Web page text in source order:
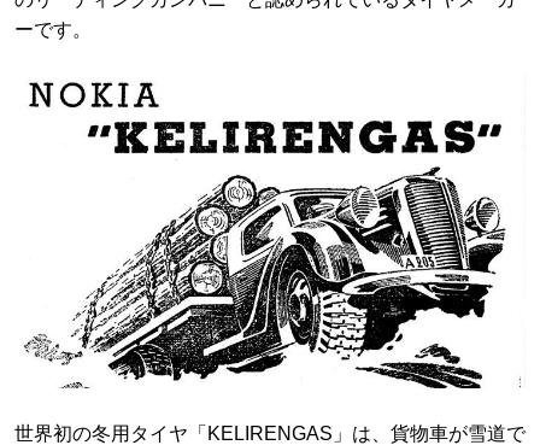
ーです。
世界初の冬用タイヤ「KELIRENGAS」は、貨物車が雪道で